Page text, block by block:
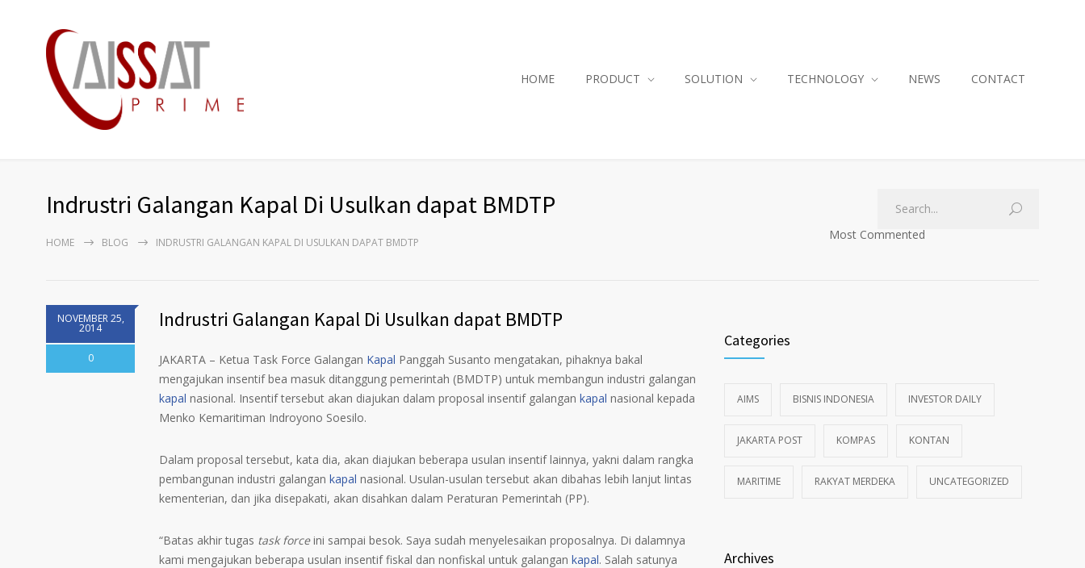
HOME PRODUCT SOLUTION TECHNOLOGY NEWS CONTACT
Indrustri Galangan Kapal Di Usulkan dapat BMDTP
HOME BLOG INDRUSTRI GALANGAN KAPAL DI USULKAN DAPAT BMDTP
Most Commented
NOVEMBER 25,
2014
0
Indrustri Galangan Kapal Di Usulkan dapat BMDTP
JAKARTA – Ketua Task Force Galangan Kapal Panggah Susanto mengatakan, pihaknya bakal
mengajukan insentif bea masuk ditanggung pemerintah (BMDTP) untuk membangun industri galangan
kapal nasional. Insentif tersebut akan diajukan dalam proposal insentif galangan kapal nasional kepada
Menko Kemaritiman Indroyono Soesilo.
Dalam proposal tersebut, kata dia, akan diajukan beberapa usulan insentif lainnya, yakni dalam rangka
pembangunan industri galangan kapal nasional. Usulan-usulan tersebut akan dibahas lebih lanjut lintas
kementerian, dan jika disepakati, akan disahkan dalam Peraturan Pemerintah (PP).
“Batas akhir tugas task forceini sampai besok. Saya sudah menyelesaikan proposalnya. Di dalamnya
kami mengajukan beberapa usulan insentif fiskal dan nonfiskal untuk galangan kapal. Salah satunya
Categories
AIMS BISNIS INDONESIA INVESTOR DAILY
JAKARTA POST KOMPAS KONTAN
MARITIME RAKYAT MERDEKA UNCATEGORIZED
Archives